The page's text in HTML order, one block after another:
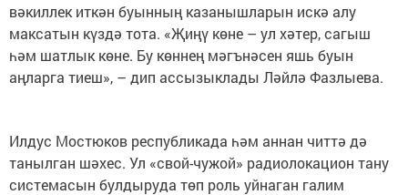
вәкиллек иткән буынның казанышларын искә алу
максатын күздә тота. «Җиңү көне – ул хәтер, сагыш
һәм шатлык көне. Бу көннең мәгънәсен яшь буын
аңларга тиеш», – дип ассызыклады Ләйлә Фазлыева.
Илдус Мостюков республикада һәм аннан читтә дә
танылган шәхес. Ул «свой-чужой» радиолокацион тану
системасын булдыруда төп роль уйнаган галим